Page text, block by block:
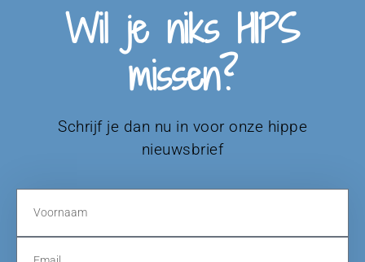
Wil je niks HIPS
missen?
Schrijf je dan nu in voor onze hippe
nieuwsbrief